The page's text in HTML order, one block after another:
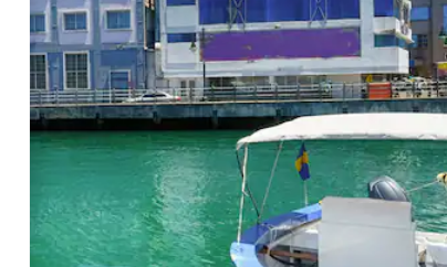
στη σελίδα με τα κουμπιά πάνω και κάτω